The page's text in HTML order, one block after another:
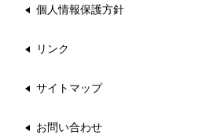
個人情報保護方針
リンク
サイトマップ
お問い合わせ